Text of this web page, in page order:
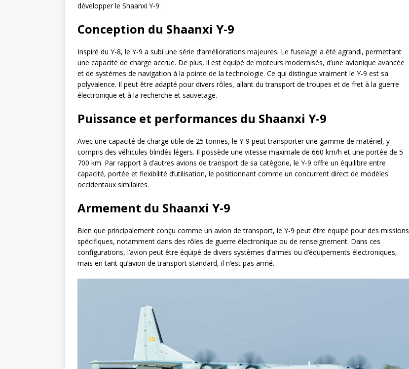
développer le Shaanxi Y-9.
Conception du Shaanxi Y-9
Inspiré du Y-8, le Y-9 a subi une série d’améliorations majeures. Le fuselage a été agrandi, permettant
une capacité de charge accrue. De plus, il est équipé de moteurs modernisés, d’une avionique avancée
et de systèmes de navigation à la pointe de la technologie. Ce qui distingue vraiment le Y-9 est sa
polyvalence. Il peut être adapté pour divers rôles, allant du transport de troupes et de fret à la guerre
électronique et à la recherche et sauvetage.
Puissance et performances du Shaanxi Y-9
Avec une capacité de charge utile de 25 tonnes, le Y-9 peut transporter une gamme de matériel, y
compris des véhicules blindés légers. Il possède une vitesse maximale de 660 km/h et une portée de 5
700 km. Par rapport à d’autres avions de transport de sa catégorie, le Y-9 offre un équilibre entre
capacité, portée et flexibilité d’utilisation, le positionnant comme un concurrent direct de modèles
occidentaux similaires.
Armement du Shaanxi Y-9
Bien que principalement conçu comme un avion de transport, le Y-9 peut être équipé pour des missions
spécifiques, notamment dans des rôles de guerre électronique ou de renseignement. Dans ces
configurations, l’avion peut être équipé de divers systèmes d’armes ou d’équipements électroniques,
mais en tant qu’avion de transport standard, il n’est pas armé.